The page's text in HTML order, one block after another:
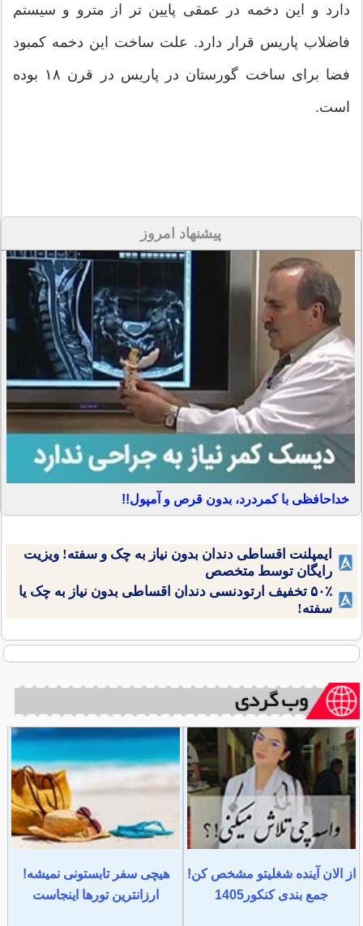
دارد و این دخمه در عمقی پایین تر از مترو و سیستم
فاضلاب پاریس قرار دارد. علت ساخت این دخمه کمبود
فضا برای ساخت گورستان در پاریس در قرن ۱۸ بوده
است.
پیشنهاد امروز
خداحافظی با کمردرد، بدون قرص و آمپول!!
ایمپلنت اقساطی دندان بدون نیاز به چک و سفته! ویزیت
رایگان توسط متخصص
۵۰٪ تخفیف ارتودنسی دندان اقساطی بدون نیاز به چک یا
سفته!
از الان آینده شغلیتو مشخص کن!
جمع بندی کنکور1405
هیچی سفر تابستونی نمیشه!
ارزانترین تورها اینجاست